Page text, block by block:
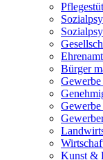
Bürger
Kunst &